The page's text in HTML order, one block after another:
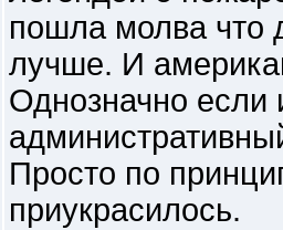
пошла молва что
лучше. И
Однозначно если
Просто по
приукрасилось.